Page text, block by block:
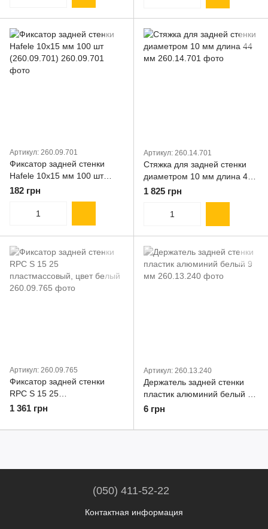
Артикул: 260.09.701
Фиксатор задней стенки
Hafele 10x15 мм 100 шт
(260.09.701)
182 грн
Артикул: 260.14.701
Cтяжка для задней стенки
диаметром 10 мм длина 44
мм
1 825 грн
Артикул: 260.09.765
Фиксатор задней стенки
RPC S 15 25
пластмассовый, цвет белый
1 361 грн
Артикул: 260.13.240
Держатель задней стенки
пластик алюминий белый 9
мм
6 грн
(050) 411-52-22
Контактная информация